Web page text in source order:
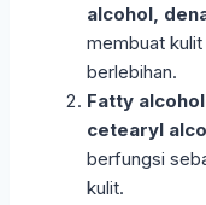
alcohol,
membuat kulit
berlebihan.
Fatty
cetearyl
berfungsi
kulit.